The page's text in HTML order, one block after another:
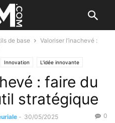
de base
Valoriser l’inachevé :
Innovation L'idée innovante
Créer Le B.A. BA de la stratégie
: faire du
stratégique
- 30/05/2025 0